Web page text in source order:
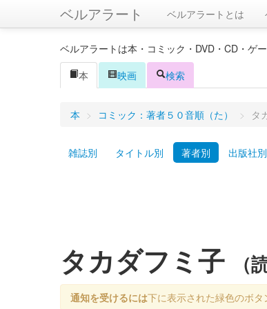
ベルアラート ベルアラートとは
ベルアラートは本・コミック・DVD・CD・ゲ
本
映画 検索
本 > コミック：著者５０音順（た） > タ
雑誌別 タイトル別 著者別 出版社別
タカダフミ子 （
通知を受けるには下に表示された緑色のボタ